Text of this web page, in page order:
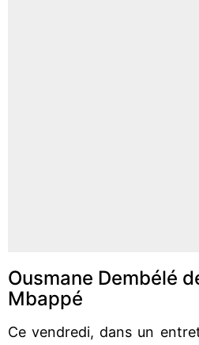
Ousmane Dembélé
Mbappé
Ce vendredi, dans un